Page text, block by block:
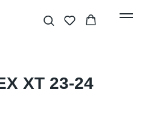
XT 23-24